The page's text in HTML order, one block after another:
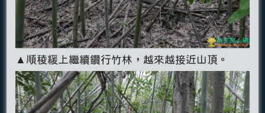
▲順稜緩上繼續鑽行竹林，越來越接近山頂。